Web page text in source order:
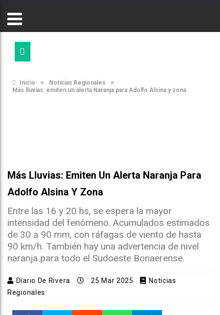
Inicio » Noticias Regionales »
Más lluvias: emiten un alerta Naranja para Adolfo Alsina y zona
Más Lluvias: Emiten Un Alerta Naranja Para
Adolfo Alsina Y Zona
Entre las 16 y 20 hs, se espera la mayor
intensidad del fenómeno. Acumulados estimados
de 30 a 90 mm, con ráfagas de viento de hasta
90 km/h. También hay una advertencia de nivel
naranja para todo el Sudoeste Bonaerense.
Diario De Rivera 25 Mar 2025
Noticias
Regionales